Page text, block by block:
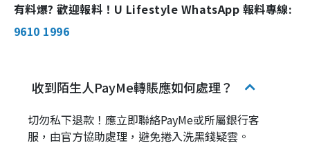
有料爆? 歡迎報料！U Lifestyle WhatsApp 報料專線:
9610 1996
收到陌生人PayMe轉賬應如何處理？
切勿私下退款！應立即聯絡PayMe或所屬銀行客
服，由官方協助處理，避免捲入洗黑錢疑雲。